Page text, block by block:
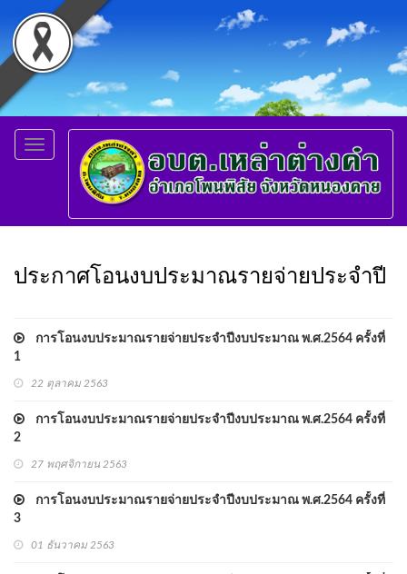
Toggle
navigation
ประกาศโอนงบประมาณรายจ่ายประจำปี
การโอนงบประมาณรายจ่ายประจำปีงบประมาณ พ.ศ.2564 ครั้งที่
1
22 ตุลาคม 2563
การโอนงบประมาณรายจ่ายประจำปีงบประมาณ พ.ศ.2564 ครั้งที่
2
27 พฤศจิกายน 2563
การโอนงบประมาณรายจ่ายประจำปีงบประมาณ พ.ศ.2564 ครั้งที่
3
01 ธันวาคม 2563